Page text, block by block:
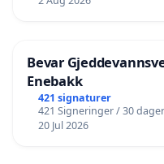
Bevar
Enebakk
421 signaturer
421 Signeringer / 30 dager
20 Jul 2026